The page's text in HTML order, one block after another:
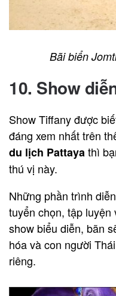
Bãi biển
10. Show
Show Tiffany được
đáng xem nhất trên
du lịch Pattayathì
thú vị này.
Những phần trình
tuyển chọn, tập
show biểu diễn, bãn
hóa và con người
riêng.